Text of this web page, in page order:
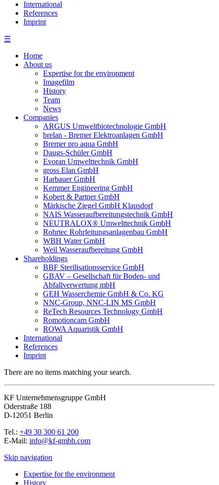
International
References
Imprint
☰
Home
About us
Expertise for the environment
Imagefilm
History
Team
News
Companies
ARGUS Umweltbiotechnologie GmbH
brelan - Bremer Elektroanlagen GmbH
Bremer pro aqua GmbH
Daugs-Schüler GmbH
Evoran Umwelt­technik GmbH
gross Elan GmbH
Harbauer GmbH
Kemmer Engineering GmbH
Kobert & Partner GmbH
Märkische Ziegel GmbH Klausdorf
NAIS Wasseraufbereitungstechnik GmbH
NEUTRALOX® Umwelttechnik GmbH
Rohrtec Rohrleitungsanlagenbau GmbH
WBH Water GmbH
Weil Wasseraufbereitung GmbH
Shareholdings
BBF Sterilisationsservice GmbH
GBAV – Gesellschaft für Boden- und
Abfallverwertung mbH
GEH Wasserchemie GmbH & Co. KG
NNC-Group, NNC-LIN MS GmbH
ReTech Resources Technology GmbH
Romotioncam GmbH
ROWA Aquaristik GmbH
International
References
Imprint
There are no items matching your search.
KF Unternehmensgruppe GmbH
Oderstraße 188
D-12051 Berlin
Tel.: +49 30 300 61 200
E-Mail: info@kf-gmbh.com
Skip navigation
Expertise for the environment
History